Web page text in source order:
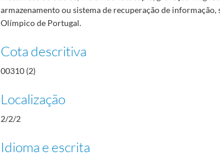
armazenamento ou sistema de recuperação de
Olímpico de Portugal.
Cota descritiva
00310 (2)
Localização
2/2/2
Idioma e escrita